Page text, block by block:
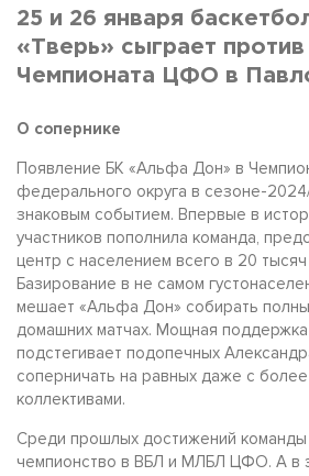
25 и 26 января
«Тверь» сыграет
Чемпионата ЦФО в
О сопернике
Появление БК «Альфа Дон» в
федерального округа в сезоне-
знаковым событием. Впервые в
участников пополнила команда,
центр с населением всего в 20
Базирование в не самом
мешает «Альфа Дон» собирать
домашних матчах. Мощная
подстегивает подопечных
соперничать на равных даже с
коллективами.
Среди прошлых достижений команды
чемпионство в ВБЛ и МЛБЛ ЦФО. А в